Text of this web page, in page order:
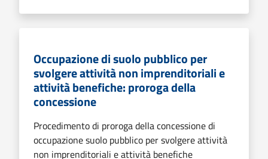
Occupazione di suolo pubblico per
svolgere attività non imprenditoriali e
attività benefiche: proroga della
concessione
Procedimento di proroga della concessione di
occupazione suolo pubblico per svolgere attività
non imprenditoriali e attività benefiche